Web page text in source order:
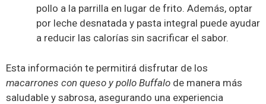
pollo a la parrilla en lugar de frito. Además, optar
por leche desnatada y pasta integral puede ayudar
a reducir las calorías sin sacrificar el sabor.
Esta información te permitirá disfrutar de los
macarrones con queso y pollo Buffalo de manera más
saludable y sabrosa, asegurando una experiencia